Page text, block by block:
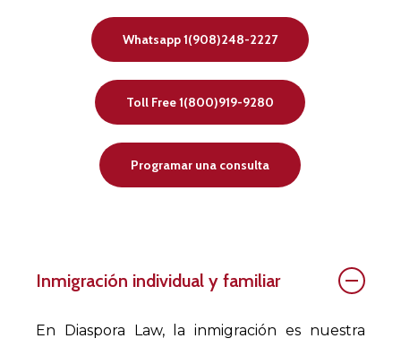
Whatsapp 1(908)248-2227
Toll Free 1(800)919-9280
Programar una consulta
Inmigración individual y familiar
En Diaspora Law, la inmigración es nuestra